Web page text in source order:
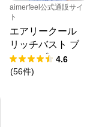
aimerfeel公式通販サイ
ト
エアリークール
リッチバスト ブ
ラトップ (ワイヤ
ー入り)
4.6
(56件)